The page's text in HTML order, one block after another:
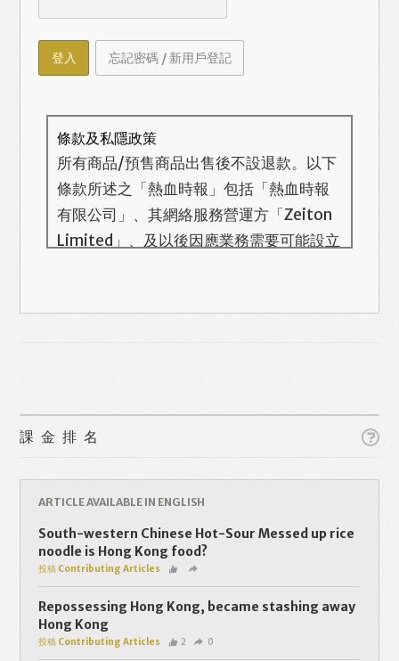
Like Facebook Twitter Line
WhatsApp Email Print
登入 忘記密碼 / 新用戶登記
條款及私隱政策
所有商品/預售商品出售後不設退款。以下
條款所述之「熱血時報」包括「熱血時報
有限公司」、其網絡服務營運方「Zeiton
Limited」、及以後因應業務需要可能設立
願性質。我們收集的個人資料包括姓名、
保留隨時增減本付費服務內容的權利，包
括但不限於漫畫、節目、小說等欄目及內
將你的個人資料與從商業夥伴或其他公司
取得的資料結合，但不會出租、出售、或
透露你的個人資料予他人或非附屬公司。
個人資料將用於提供更適合你的廣告及網
頁內容、評估與改善我們的服務、聯絡你
或進行不記名的 究調查。所得資料亦只會
用於所述指定用途。除非所作用途為法例
課金排名
ARTICLE AVAILABLE IN ENGLISH
South-western Chinese Hot-Sour Messed up rice
noodle is Hong Kong food?
投稿 Contributing Articles
Repossessing Hong Kong, became stashing away
Hong Kong
投稿 Contributing Articles 2 0